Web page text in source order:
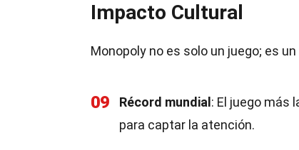
Impacto Cultural
Monopoly no es solo un juego; es
09 Récord mundial : El juego más
para captar la atención.